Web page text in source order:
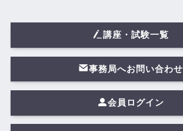
講座・試験一覧
事務局へお問い合わせ
会員ログイン